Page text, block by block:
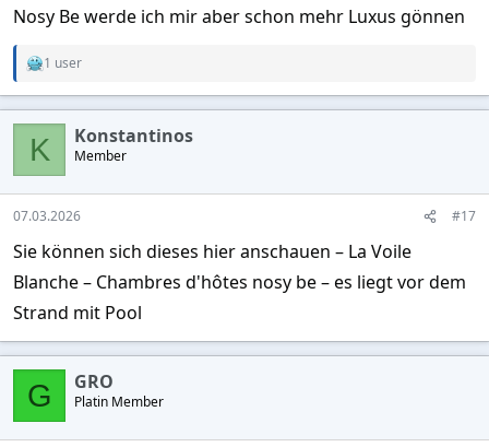
Nosy Be werde ich mir aber schon mehr Luxus gönnen
R
a
c
o
n
s
1 user
K Konstantinos
Member
07.03.2026 #17
Sie können sich dieses hier anschauen – La Voile
Blanche – Chambres d'hôtes nosy be – es liegt vor dem
Strand mit Pool
G GRO
Platin Member